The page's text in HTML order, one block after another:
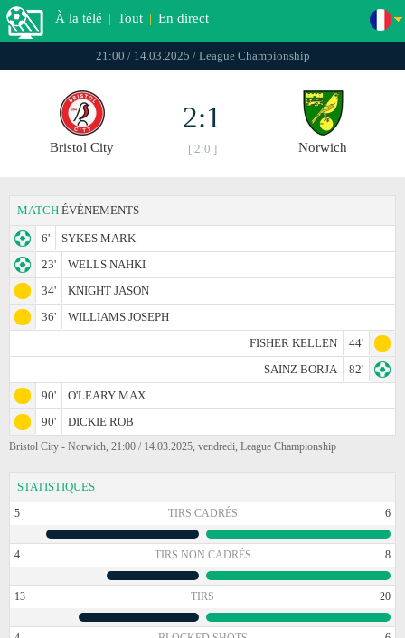
À la télé | Tout | En direct
21:00 / 14.03.2025 / League Championship
Bristol City
2:1
[ 2:0 ] Norwich
MATCH ÉVÈNEMENTS
6'
SYKES MARK
23'
WELLS NAHKI
34'
KNIGHT JASON
36'
WILLIAMS JOSEPH
FISHER KELLEN
44'
SAINZ BORJA
82'
90'
O'LEARY MAX
90'
DICKIE ROB
Bristol City - Norwich, 21:00 / 14.03.2025, vendredi, League Championship
STATISTIQUES
5 TIRS CADRÉS 6
4 TIRS NON CADRÉS 8
13 TIRS 20